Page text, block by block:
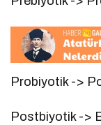
Probiyotik ->
Postbiyotik ->